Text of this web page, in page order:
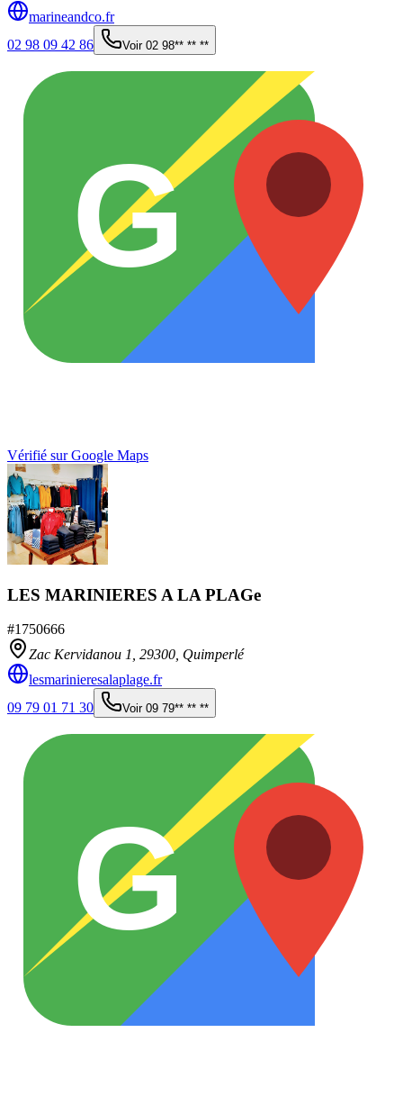
marineandco.fr
02 98 09 42 86
Voir 02 98** ** **
G
Vérifié sur Google Maps
LES MARINIERES A LA PLAGe
#1750666
Zac Kervidanou 1, 29300 Quimperlé
lesmarinieresalaplage.fr
09 79 01 71 30
Voir 09 79** ** **
G